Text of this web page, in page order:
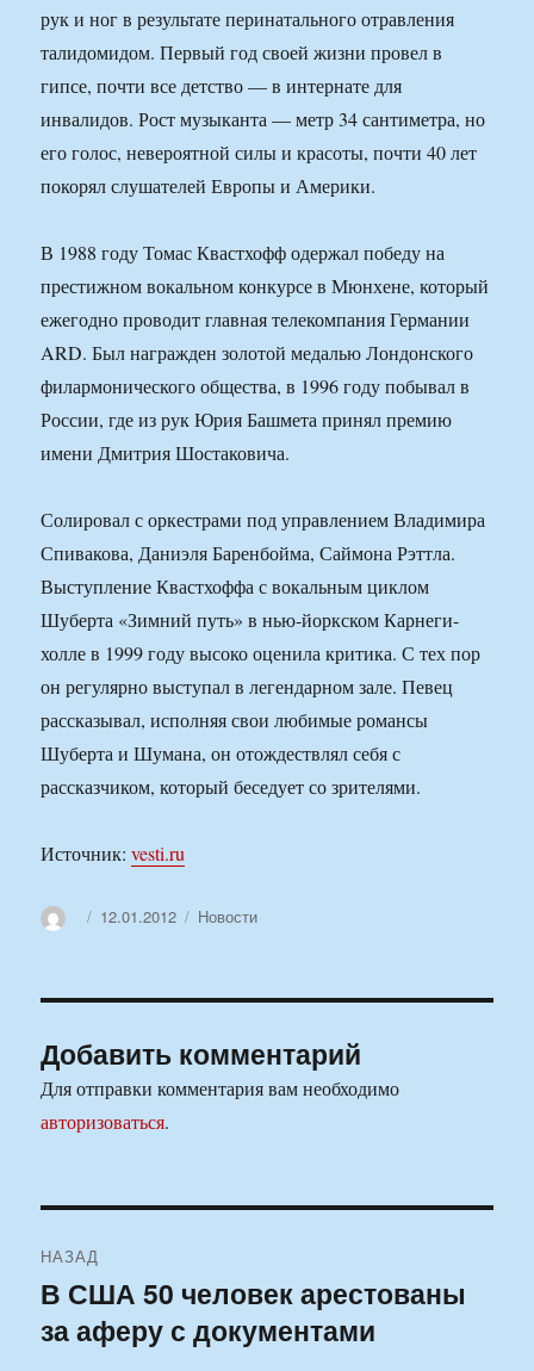
рук и ног в результате перинатального отравления
талидомидом. Первый год своей жизни провел в
гипсе, почти все детство — в интернате для
инвалидов. Рост музыканта — метр 34 сантиметра, но
его голос, невероятной силы и красоты, почти 40 лет
покорял слушателей Европы и Америки.
В 1988 году Томас Квастхофф одержал победу на
престижном вокальном конкурсе в Мюнхене, который
ежегодно проводит главная телекомпания Германии
ARD. Был награжден золотой медалью Лондонского
филармонического общества, в 1996 году побывал в
России, где из рук Юрия Башмета принял премию
имени Дмитрия Шостаковича.
Солировал с оркестрами под управлением Владимира
Спивакова, Даниэля Баренбойма, Саймона Рэттла.
Выступление Квастхоффа с вокальным циклом
Шуберта «Зимний путь» в нью-йоркском Карнеги-
холле в 1999 году высоко оценила критика. С тех пор
он регулярно выступал в легендарном зале. Певец
рассказывал, исполняя свои любимые романсы
Шуберта и Шумана, он отождествлял себя с
рассказчиком, который беседует со зрителями.
Источник:vesti.ru
АвторОпубликовано
12.01.2012 Рубрики
Новости
Добавить комментарий
Для отправки комментария вам необходимо
авторизоваться.
по
записям
НАЗАД
Предыдущая
запись:
В США 50 человек арестованы
за аферу с документами